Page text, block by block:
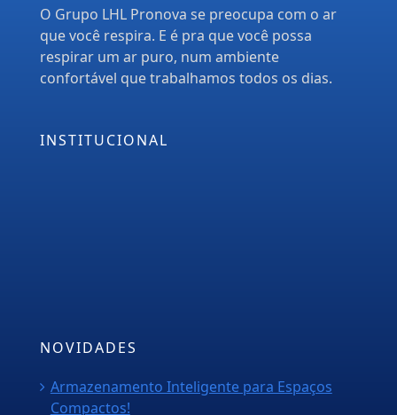
O Grupo LHL Pronova se preocupa com o ar
que você respira. E é pra que você possa
respirar um ar puro, num ambiente
confortável que trabalhamos todos os dias.
INSTITUCIONAL
NOVIDADES
Armazenamento Inteligente para Espaços
Compactos!